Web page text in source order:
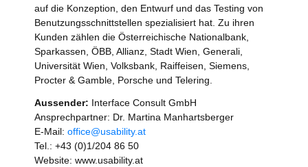
auf die Konzeption, den Entwurf und das Testing von
Benutzungsschnittstellen spezialisiert hat. Zu ihren
Kunden zählen die Österreichische Nationalbank,
Sparkassen, ÖBB, Allianz, Stadt Wien, Generali,
Universität Wien, Volksbank, Raiffeisen, Siemens,
Procter & Gamble, Porsche und Telering.
Aussender: Interface Consult GmbH
Ansprechpartner: Dr. Martina Manhartsberger
E-Mail: office@usability.at
Tel.: +43 (0)1/204 86 50
Website: www.usability.at